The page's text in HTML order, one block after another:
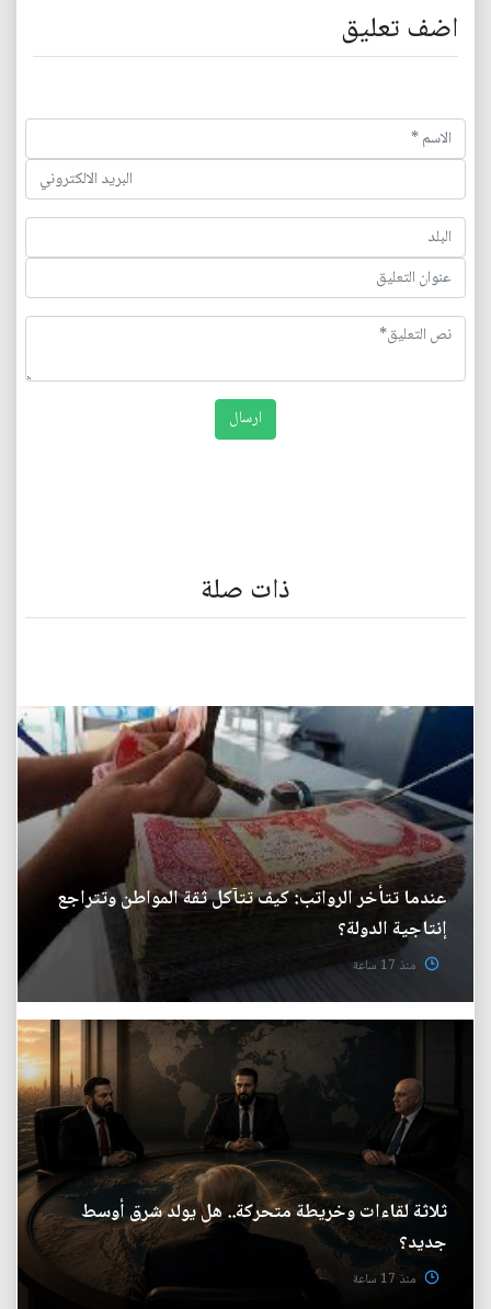
اضف تعليق
ذات صلة
عندما تتأخر الرواتب: كيف تتآكل ثقة المواطن وتتراجع
إنتاجية الدولة؟
منذ 17 ساعة
ثلاثة لقاءات وخريطة متحركة.. هل يولد شرق أوسط
جديد؟
منذ 17 ساعة